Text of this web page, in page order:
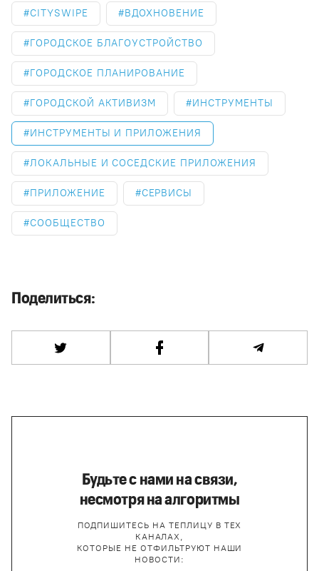
CITYSWIPE ВДОХНОВЕНИЕ
ГОРОДСКОЕ БЛАГОУСТРОЙСТВО
ГОРОДСКОЕ ПЛАНИРОВАНИЕ
ГОРОДСКОЙ АКТИВИЗМ ИНСТРУМЕНТЫ
ИНСТРУМЕНТЫ И ПРИЛОЖЕНИЯ
ЛОКАЛЬНЫЕ И СОСЕДСКИЕ ПРИЛОЖЕНИЯ
ПРИЛОЖЕНИЕ СЕРВИСЫ
СООБЩЕСТВО
Поделиться:
Будьте с нами на связи,
несмотря на алгоритмы
ПОДПИШИТЕСЬ НА ТЕПЛИЦУ В ТЕХ
КАНАЛАХ,
КОТОРЫЕ НЕ ОТФИЛЬТРУЮТ НАШИ
НОВОСТИ: